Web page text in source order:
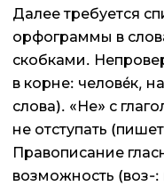
Далее требуется
орфограммы в
скобками.
в корне: человéк,
слова). «Не» с
не отступать
Правописание
возможность (воз-: